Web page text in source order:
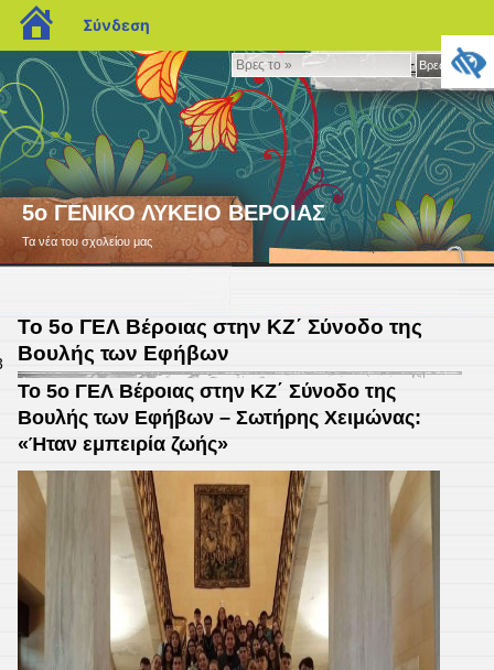
Βρες
το
»
Βρες το »
5ο ΓΕΝΙΚΟ ΛΥΚΕΙΟ ΒΕΡΟΙΑΣ
Τα νέα του σχολείου μας
Το 5ο ΓΕΛ Βέροιας στην ΚΖ΄ Σύνοδο της
Βουλής των Εφήβων
Το 5ο ΓΕΛ Βέροιας στην ΚΖ΄ Σύνοδο της
Βουλής των Εφήβων – Σωτήρης Χειμώνας:
«Ήταν εμπειρία ζωής»
blogs.sch.gr
Σύνδεση